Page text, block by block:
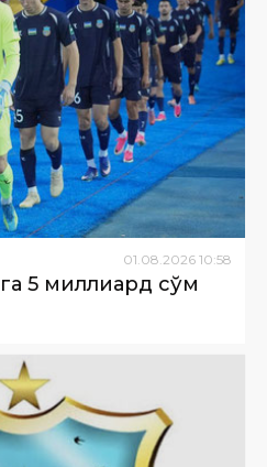
01.08.2026 10:58
5 миллиард сўм